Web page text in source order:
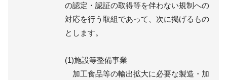
の認定・認証の取得等を伴わない規制への
対応を行う取組であって、次に掲げるもの
とします。
(1)施設等整備事業
加工食品等の輸出拡大に必要な製造・加